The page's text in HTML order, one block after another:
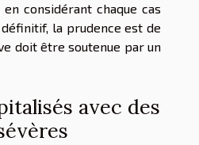
considérant chaque cas
la prudence est de
doit être soutenue par un
avec des